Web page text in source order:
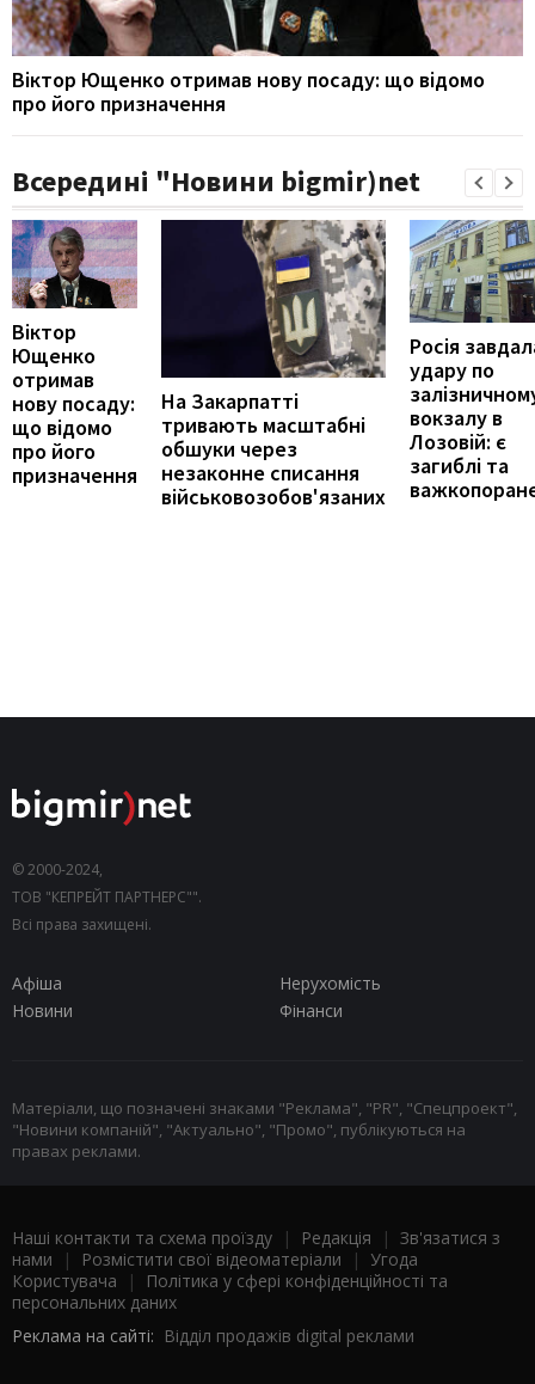
Віктор Ющенко отримав нову посаду: що відомо
про його призначення
Всередині "Новини bigmir)net
Віктор
Ющенко
отримав
нову посаду:
що відомо
про його
призначення
На Закарпатті
тривають масштабні
обшуки через
незаконне списання
військовозобов'язаних
Росія
удару по
вокзалу в
Лозовій: є
загиблі та
© 2000-2024,
ТОВ "КЕПРЕЙТ ПАРТНЕРС"".
Всі права захищені.
Афіша
Нерухомість
Новини
Фінанси
Матеріали, що позначені знаками "Реклама", "PR", "Спецпроект",
"Новини компаній", "Актуально", "Промо", публікуються на
правах реклами.
Наші контакти та схема проїзду | Редакція | Зв'язатися з
нами | Розмістити свої відеоматеріали | Угода
Користувача |
Політика у сфері конфіденційності та
персональних даних
Реклама на сайті: Відділ продажів digital реклами